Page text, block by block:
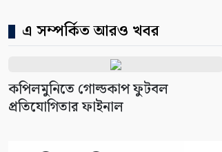
এ সম্পর্কিত আরও খবর
কপিলমুনিতে গোল্ডকাপ ফুটবল
প্রতিযোগিতার ফাইনাল